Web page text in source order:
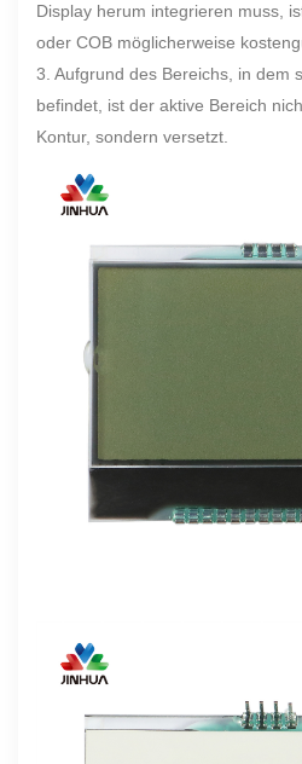
Display herum integrieren muss,
oder COB möglicherweise
3. Aufgrund des Bereichs, in dem
befindet, ist der aktive Bereich
Kontur, sondern versetzt.